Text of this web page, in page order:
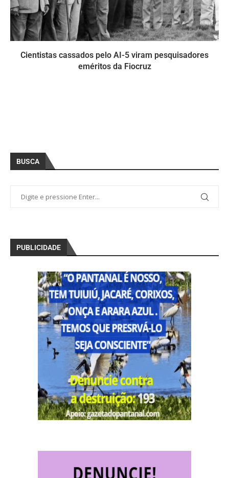
Cientistas cassados pelo AI-5 viram pesquisadores
eméritos da Fiocruz
BUSCA
PUBLICIDADE